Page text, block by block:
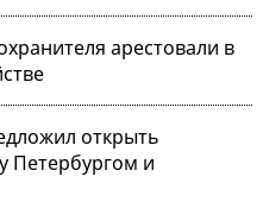
арестовали в
открыть
Петербургом и